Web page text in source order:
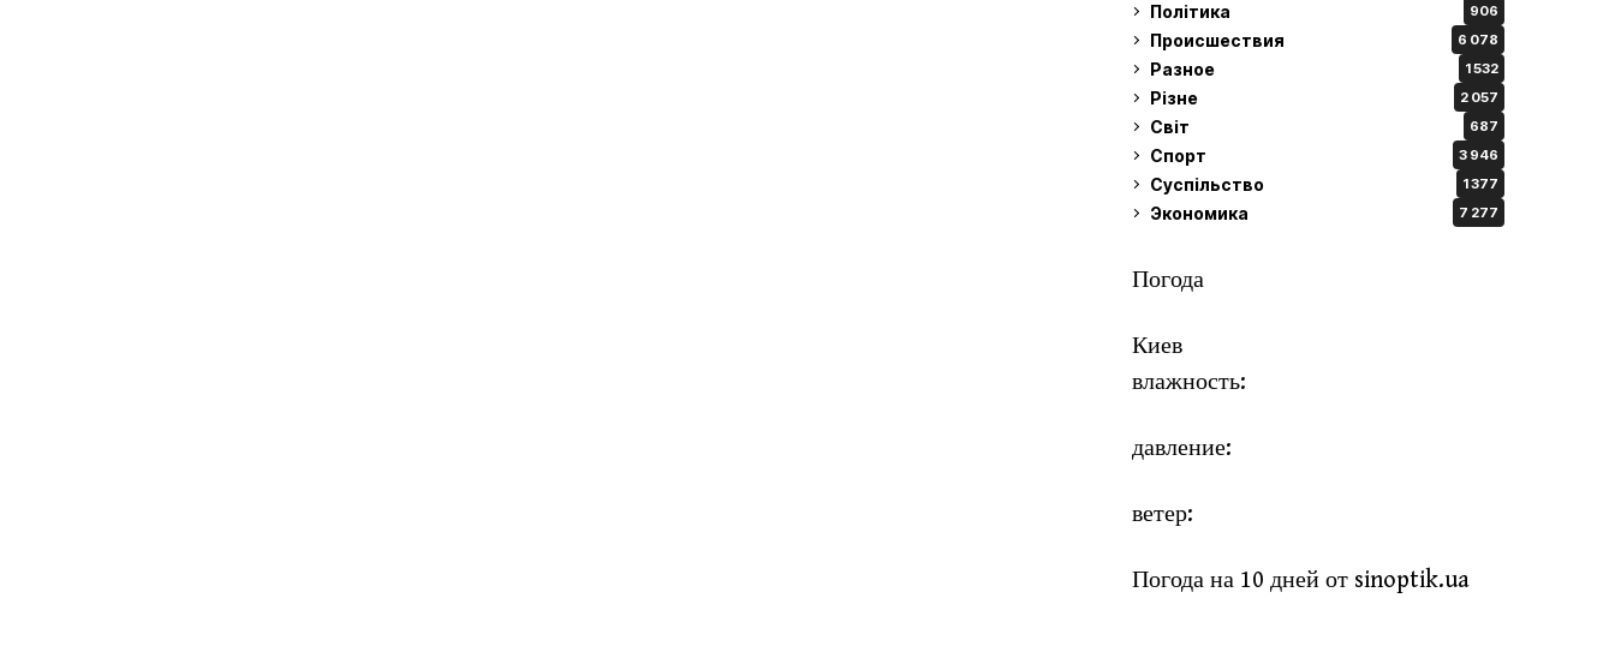
Політика 906
Происшествия 6 078
Разное 1 532
Різне 2 057
Світ 687
Спорт 3 946
Суспільство 1 377
Экономика 7 277
Погода
Киев
влажность:
давление:
ветер:
Погода на 10 дней от sinoptik.ua